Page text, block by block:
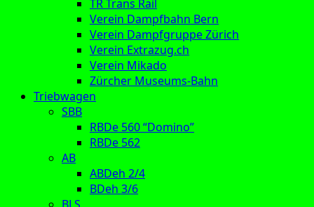
TR Trans Rail
Verein Dampfbahn Bern
Verein Dampfgruppe Zürich
Verein Extrazug.ch
Verein Mikado
Zürcher Museums-Bahn
Triebwagen
SBB
RBDe 560 “Domino”
RBDe 562
AB
ABDeh 2/4
BDeh 3/6